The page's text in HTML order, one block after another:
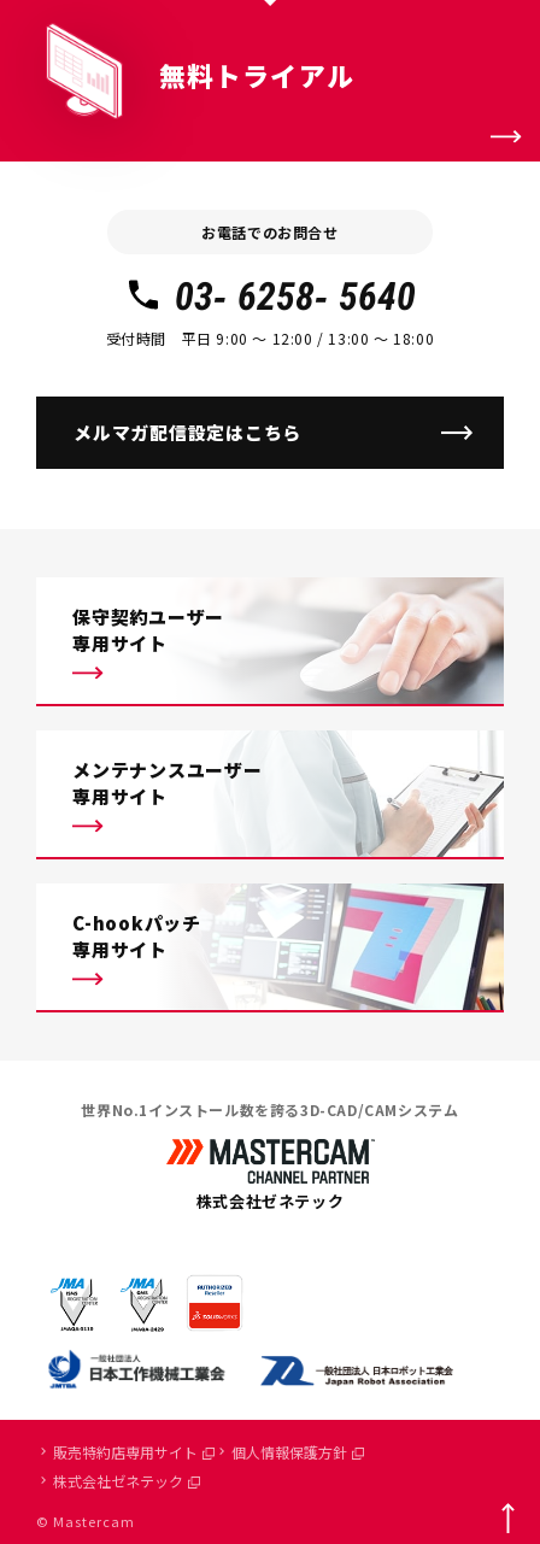
無料トライアル
お電話でのお問合せ
03- 6258- 5640
受付時間 平日 9:00 〜 12:00 / 13:00 〜 18:00
メルマガ配信設定はこちら
保守契約ユーザー
専用サイト
メンテナンスユーザー
専用サイト
C-hookパッチ
専用サイト
世界No.1インストール数を誇る3D-CAD/CAMシステム
株式会社ゼネテック
© Mastercam
販売特約店専用サイト
個人情報保護方針
株式会社ゼネテック